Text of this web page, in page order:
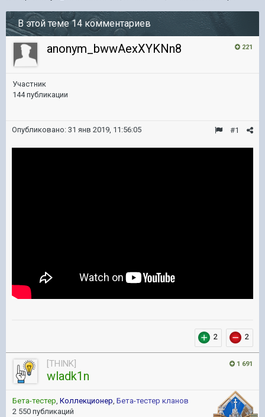
В этой теме 14 комментариев
221
anonym_bwwAexXYKNn8
Участник
144 публикации
#1
Опубликовано: 31 янв 2019, 11:56:05
2 2
1 691
[THINK]
wladk1n
Бета-тестер, Коллекционер, Бета-тестер кланов
2 550 публикаций